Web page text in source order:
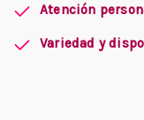
Atención
Variedad y